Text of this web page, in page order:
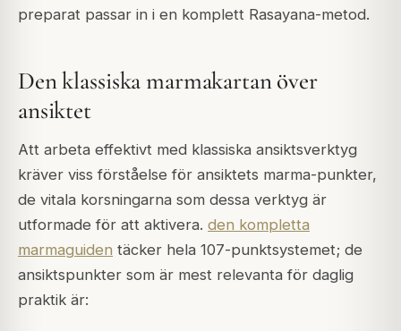
preparat passar in i en komplett Rasayana-metod.
Den klassiska marmakartan över
ansiktet
Att arbeta effektivt med klassiska ansiktsverktyg
kräver viss förståelse för ansiktets marma-punkter,
de vitala korsningarna som dessa verktyg är
utformade för att aktivera. den kompletta
marmaguiden täcker hela 107-punktsystemet; de
ansiktspunkter som är mest relevanta för daglig
praktik är: